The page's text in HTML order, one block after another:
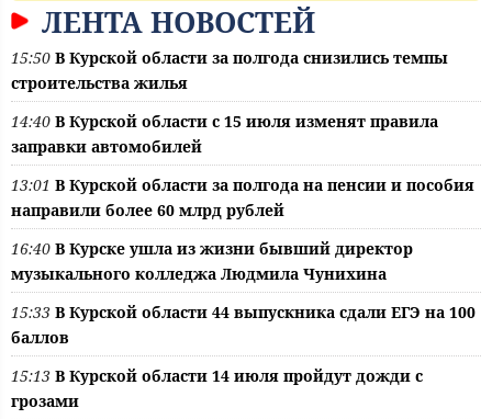
ЛЕНТА НОВОСТЕЙ
15:50 В Курской области за полгода снизились темпы
строительства жилья
14:40 В Курской области с 15 июля изменят правила
заправки автомобилей
13:01 В Курской области за полгода на пенсии и пособия
направили более 60 млрд рублей
16:40 В Курске ушла из жизни бывший директор
музыкального колледжа Людмила Чунихина
15:33 В Курской области 44 выпускника сдали ЕГЭ на 100
баллов
15:13 В Курской области 14 июля пройдут дожди с
грозами